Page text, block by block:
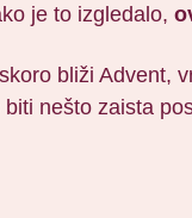
je to izgledalo,
bliži Advent,
biti nešto zaista